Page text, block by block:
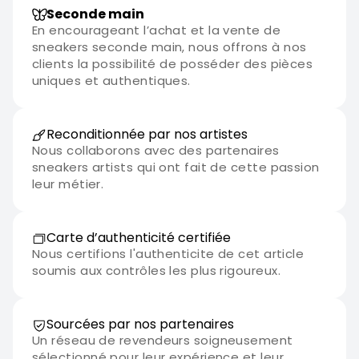
Seconde main
En encourageant l’achat et la vente de
sneakers seconde main, nous offrons à nos
clients la possibilité de posséder des pièces
uniques et authentiques.
Reconditionnée par nos artistes
Nous collaborons avec des partenaires
sneakers artists qui ont fait de cette passion
leur métier.
Carte d’authenticité certifiée
Nous certifions l'authenticite de cet article
soumis aux contrôles les plus rigoureux.
Sourcées par nos partenaires
Un réseau de revendeurs soigneusement